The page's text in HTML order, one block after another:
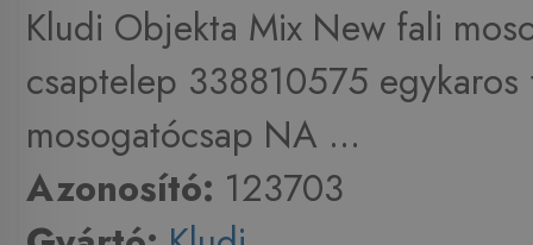
Kludi Objekta Mix New fali
csaptelep 338810575 egykaros
mosogatócsap NA ...
Azonosító: 123703